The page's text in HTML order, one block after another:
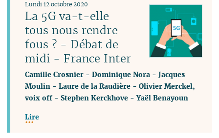
La 5G va-t-elle
tous nous rendre
fous ? - Débat de
midi - France Inter
Lundi 12 octobre 2020
Camille Crosnier -Dominique Nora -Jacques
Moulin -Laure de la Raudière -Olivier Merckel,
voix off-Stephen Kerckhove -Yaël Benayoun
Lire